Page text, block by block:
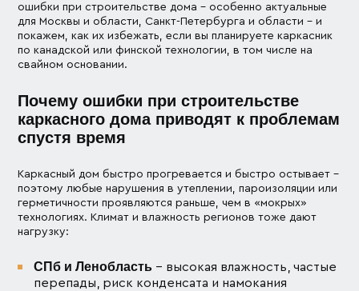
ошибки при строительстве дома – особенно актуальные
для Москвы и области, Санкт-Петербурга и области – и
покажем, как их избежать, если вы планируете каркасник
по канадской или финской технологии, в том числе на
свайном основании.
Почему ошибки при строительстве
каркасного дома приводят к проблемам
спустя время
Каркасный дом быстро прогревается и быстро остывает –
поэтому любые нарушения в утеплении, пароизоляции или
герметичности проявляются раньше, чем в «мокрых»
технологиях. Климат и влажность регионов тоже дают
нагрузку:
СПб и Ленобласть – высокая влажность, частые
перепады, риск конденсата и намокания
Проектирование